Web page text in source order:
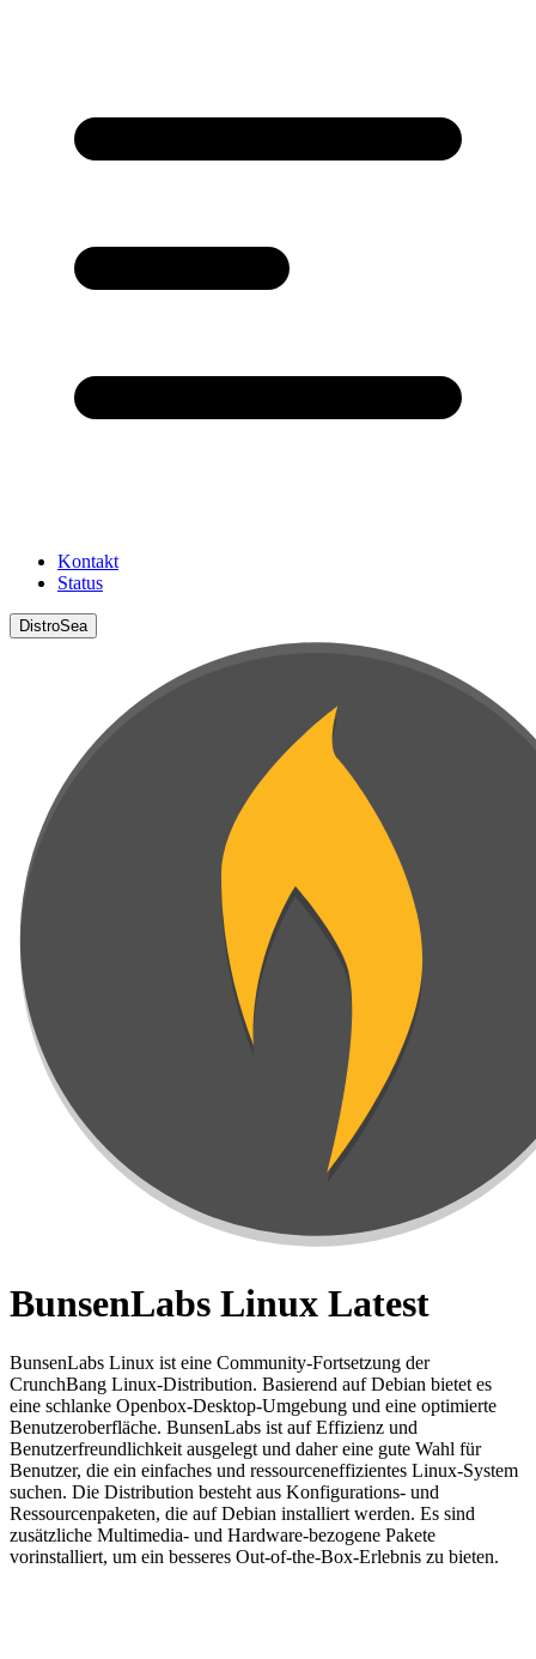
Kontakt
Status
DistroSea
BunsenLabs Linux Latest
BunsenLabs Linux ist eine Community-Fortsetzung der
CrunchBang Linux-Distribution. Basierend auf Debian bietet es
eine schlanke Openbox-Desktop-Umgebung und eine optimierte
Benutzeroberfläche. BunsenLabs ist auf Effizienz und
Benutzerfreundlichkeit ausgelegt und daher eine gute Wahl für
Benutzer, die ein einfaches und ressourceneffizientes Linux-System
suchen. Die Distribution besteht aus Konfigurations- und
Ressourcenpaketen, die auf Debian installiert werden. Es sind
zusätzliche Multimedia- und Hardware-bezogene Pakete
vorinstalliert, um ein besseres Out-of-the-Box-Erlebnis zu bieten.